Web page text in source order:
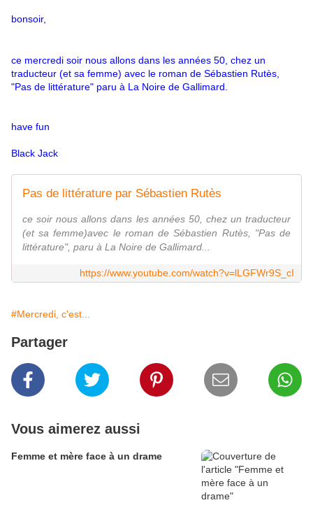
bonsoir,
ce mercredi soir nous allons dans les années 50, chez un
traducteur (et sa femme) avec le roman de Sébastien Rutès,
"Pas de littérature" paru à La Noire de Gallimard.
have fun
Black Jack
Pas de littérature par Sébastien Rutès
ce soir nous allons dans les années 50, chez un traducteur
(et sa femme)avec le roman de Sébastien Rutès, "Pas de
littérature", paru à La Noire de Gallimard...
https://www.youtube.com/watch?v=lLGFWr9S_cI
#Mercredi, c'est...
Partager
Vous aimerez aussi
Femme et mère face à un drame